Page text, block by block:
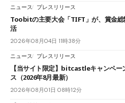
ニュース プレスリリース
Toobitの主要大会「TIFT」が、賞金総
活
2026年08月04日 11時38分
ニュース プレスリリース
【当サイト限定】bitcastleキャンペー
ス（2026年8月最新）
2026年08月01日 08時12分